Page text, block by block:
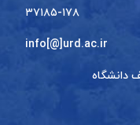
۳۷۱۸۵-۱۷۸
info[@]urd.ac.ir
دانشگاه